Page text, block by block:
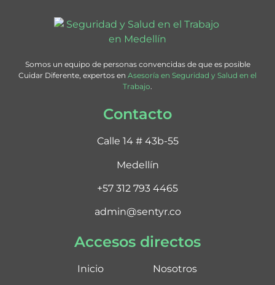
Somos un equipo de personas convencidas de que es posible
Cuidar Diferente, expertos en Asesoría en Seguridad y Salud en el
Trabajo
Contacto
Calle 14 # 43b-55
Medellín
+57 312 793 4465
admin@sentyr.co
Accesos directos
Inicio Nosotros